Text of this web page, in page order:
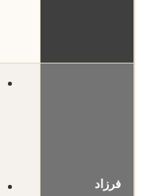
فرزاد